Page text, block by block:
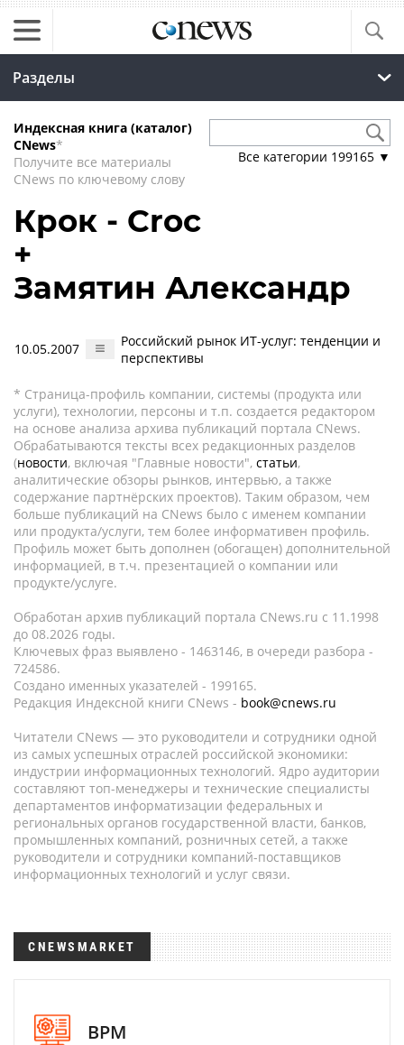
Разделы
Индексная книга (каталог)
CNews*
Получите все материалы
CNews по ключевому слову
Все категории 199165 ▼
Крок - Croc
+
Замятин Александр
10.05.2007
Российский рынок ИТ-услуг: тенденции и
перспективы
* Страница-профиль компании, системы (продукта или
услуги), технологии, персоны и т.п. создается редактором
на основе анализа архива публикаций портала CNews.
Обрабатываются тексты всех редакционных разделов
(новости, включая "Главные новости", статьи,
аналитические обзоры рынков, интервью, а также
содержание партнёрских проектов). Таким образом, чем
больше публикаций на CNews было с именем компании
или продукта/услуги, тем более информативен профиль.
Профиль может быть дополнен (обогащен) дополнительной
информацией, в т.ч. презентацией о компании или
продукте/услуге.
Обработан архив публикаций портала CNews.ru c 11.1998
до 08.2026 годы.
Ключевых фраз выявлено - 1463146, в очереди разбора -
724586.
Создано именных указателей - 199165.
Редакция Индексной книги CNews - book@cnews.ru
Читатели CNews — это руководители и сотрудники одной
из самых успешных отраслей российской экономики:
индустрии информационных технологий. Ядро аудитории
составляют топ-менеджеры и технические специалисты
департаментов информатизации федеральных и
региональных органов государственной власти, банков,
промышленных компаний, розничных сетей, а также
руководители и сотрудники компаний-поставщиков
информационных технологий и услуг связи.
CNEWSMARKET
BPM